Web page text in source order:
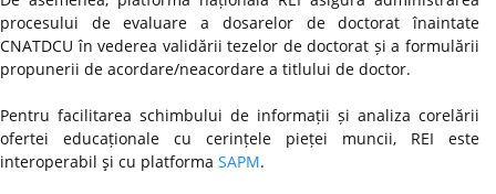
procesului de evaluare a dosarelor de doctorat înaintate
CNATDCU în vederea validării tezelor de doctorat și a formulării
propunerii de acordare/neacordare a titlului de doctor.
Pentru facilitarea schimbului de informații și analiza corelării
ofertei educaționale cu cerințele pieței muncii, REI este
interoperabil şi cu platforma SAPM.